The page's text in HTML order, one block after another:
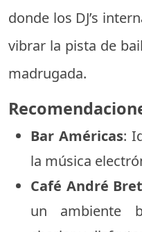
donde los DJ’s
vibrar la pista de
madrugada.
Bar Américas:
la música
Café André
un ambiente